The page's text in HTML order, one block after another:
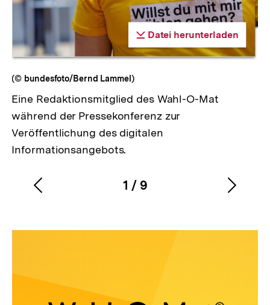
Datei herunterladen
Datei herunterladen
Zur
Galerieansicht
(© bundesfoto/Bernd Lammel)
Eine Redaktionsmitglied des Wahl-O-Mat
während der Pressekonferenz zur
Veröffentlichung des digitalen
Informationsangebots.
Karussellinhalt
1
von
/ 9
Vorherigen
anzeigen